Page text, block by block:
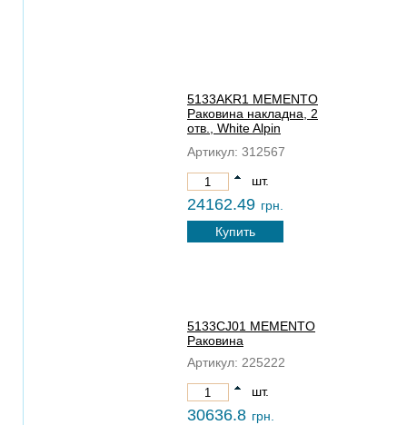
5133AKR1 MEMENTO
Раковина накладна, 2
отв., White Alpin
Артикул: 312567
шт.
24162.49 грн.
Купить
5133CJ01 MEMENTO
Раковина
Артикул: 225222
шт.
30636.8 грн.